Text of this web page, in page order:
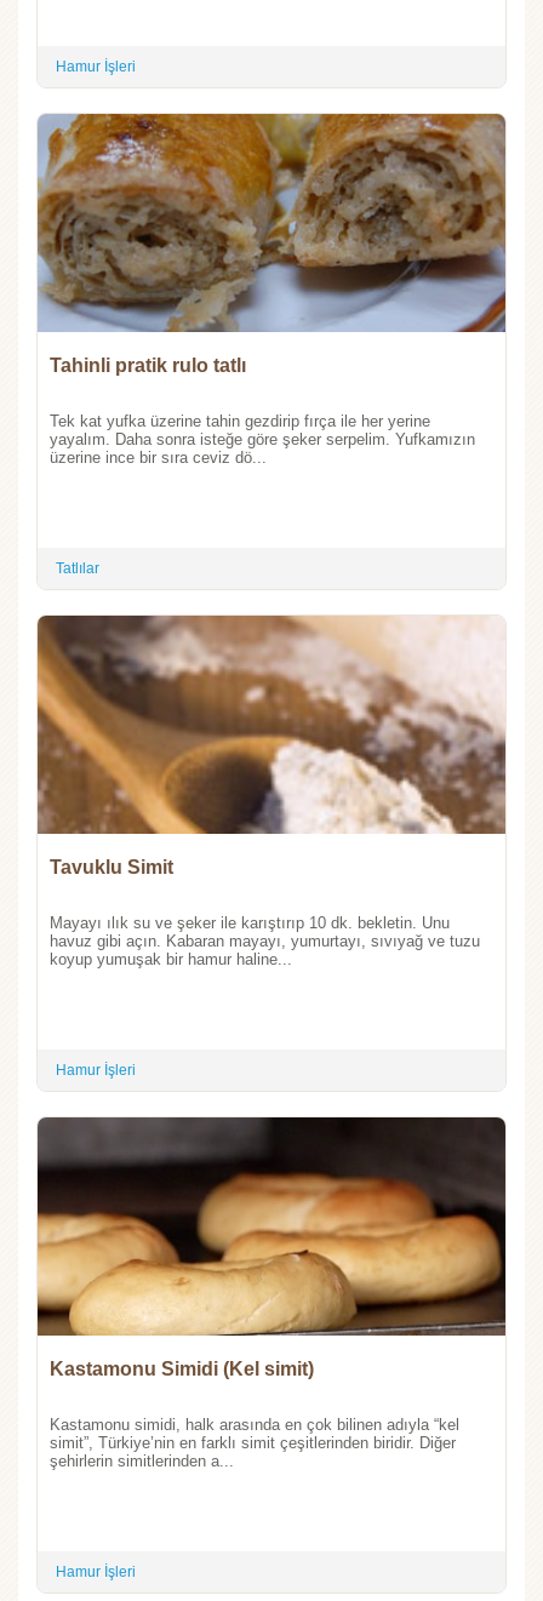
Hamur İşleri
Tahinli pratik rulo tatlı
Tek kat yufka üzerine tahin gezdirip fırça ile her yerine
yayalım. Daha sonra isteğe göre şeker serpelim. Yufkamızın
üzerine ince bir sıra ceviz dö...
Tatlılar
Tavuklu Simit
Mayayı ılık su ve şeker ile karıştırıp 10 dk. bekletin. Unu
havuz gibi açın. Kabaran mayayı, yumurtayı, sıvıyağ ve tuzu
koyup yumuşak bir hamur haline...
Hamur İşleri
Kastamonu Simidi (Kel simit)
Kastamonu simidi, halk arasında en çok bilinen adıyla “kel
simit”, Türkiye’nin en farklı simit çeşitlerinden biridir. Diğer
şehirlerin simitlerinden a...
Hamur İşleri